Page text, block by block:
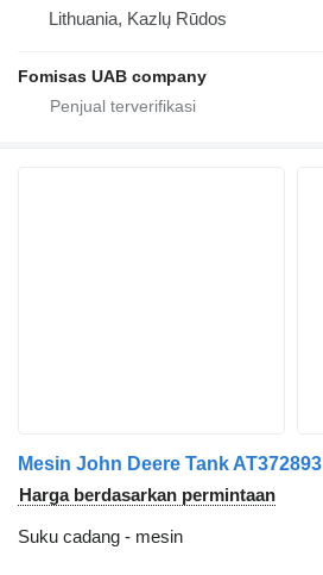
Lithuania, Kazlų Rūdos
Fomisas UAB company
Mesin John Deere Tank AT372893
Harga berdasarkan permintaan
Suku cadang - mesin